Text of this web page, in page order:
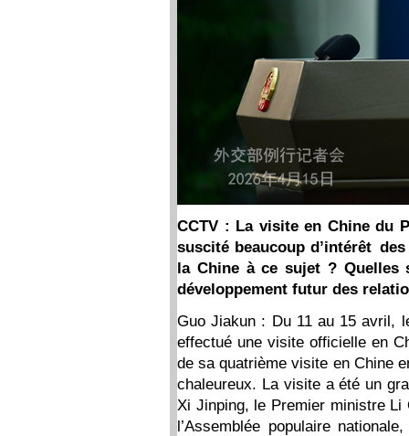
CCTV : La visite en Chine du
suscité beaucoup d’intérêt
la Chine à ce sujet ? Quelles
développement futur des
Guo Jiakun : Du 11 au 15 avril,
effectué une visite officielle en
de sa quatrième visite en Chine
chaleureux. La visite a été un
Xi Jinping, le Premier ministre Li
l’Assemblée populaire